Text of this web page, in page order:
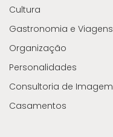
Cultura
Gastronomia e Viagens
Organização
Personalidades
Consultoria de Imagem
Casamentos